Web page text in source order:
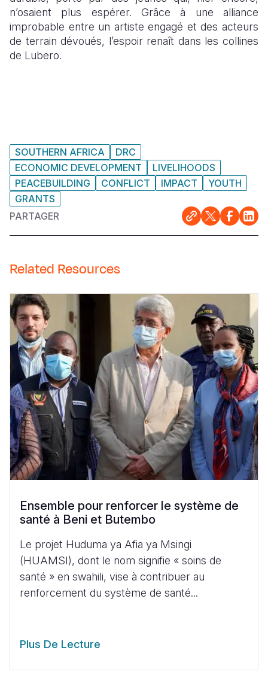
n’osaient plus espérer. Grâce à une alliance
improbable entre un artiste engagé et des acteurs
de terrain dévoués, l’espoir renaît dans les collines
de Lubero.
SOUTHERN AFRICA
DRC
ECONOMIC DEVELOPMENT
LIVELIHOODS
PEACEBUILDING
CONFLICT IMPACT
YOUTH
GRANTS
PARTAGER
Related Resources
Ensemble pour renforcer le système de
santé à Beni et Butembo
Le projet Huduma ya Afia ya Msingi
(HUAMSI), dont le nom signifie « soins de
santé » en swahili, vise à contribuer au
renforcement du système de santé...
Plus De Lecture